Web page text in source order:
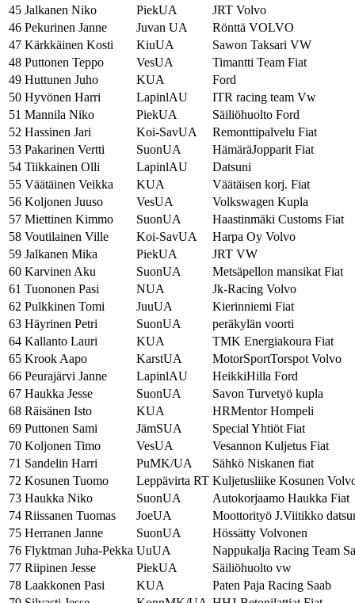
45 Jalkanen Niko PiekUA
JRT Volvo
46 Pekurinen Janne Juvan UA
Rönttä VOLVO
47 Kärkkäinen Kosti KiuUA
Sawon Taksari VW
48 Puttonen Teppo VesUA
Timantti Team Fiat
49 Huttunen Juho KUA
Ford
50 Hyvönen Harri LapinlAU
ITR racing team Vw
51 Mannila Niko PiekUA
Säiliöhuolto Ford
52 Hassinen Jari Koi-SavUA
Remonttipalvelu Fiat
53 Pakarinen Vertti SuonUA
HämäräJopparit Fiat
54 Tiikkainen Olli LapinlAU
Datsuni
55 Väätäinen Veikka KUA
Väätäisen korj. Fiat
56 Koljonen Juuso VesUA
Volkswagen Kupla
57 Miettinen Kimmo SuonUA
Haastinmäki Customs Fiat
58 Voutilainen Ville Koi-SavUA
Harpa Oy Volvo
59 Jalkanen Mika PiekUA
JRT VW
60 Karvinen Aku SuonUA
Metsäpellon mansikat Fiat
61 Tuononen Pasi NUA
Jk-Racing Volvo
62 Pulkkinen Tomi JuuUA
Kierinniemi Fiat
63 Häyrinen Petri SuonUA
peräkylän voorti
64 Kallanto Lauri KUA
TMK Energiakoura Fiat
65 Krook Aapo KarstUA
MotorSportTorspot Volvo
66 Peurajärvi Janne LapinlAU
HeikkiHilla Ford
67 Haukka Jesse SuonUA
Savon Turvetyö kupla
68 Räisänen Isto KUA
HRMentor Hompeli
69 Puttonen Sami JämSUA
Special Yhtiöt Fiat
70 Koljonen Timo VesUA
Vesannon Kuljetus Fiat
71 Sandelin Harri PuMK/UA
Sähkö Niskanen fiat
72 Kosunen Tuomo Leppävirta RT Kuljetusliike Kosunen
73 Haukka Niko SuonUA
Autokorjaamo Haukka Fiat
74 Riissanen Tuomas JoeUA
Moottorityö J.Viitikko
75 Herranen Janne SuonUA
Hössätty Volvonen
76 Flyktman Juha-Pekka UuUA
Nappukalja Racing Team
77 Riipinen Jesse PiekUA
Säiliöhuolto vw
78 Laakkonen Pasi KUA
Paten Paja Racing Saab